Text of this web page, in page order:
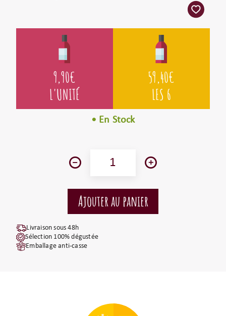
9,90€
L'UNITÉ
59,40€
LES 6
• En Stock
Livraison sous 48h
Sélection 100% dégustée
Emballage anti-casse